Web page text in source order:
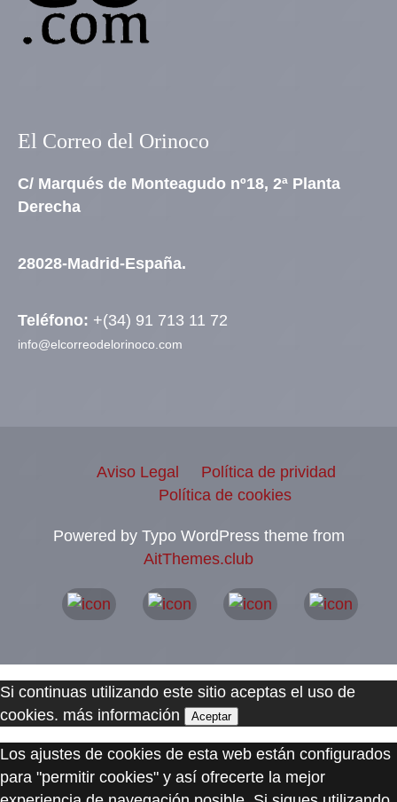
El Correo del Orinoco
C/ Marqués de Monteagudo nº18, 2ª Planta
Derecha
28028-Madrid-España.
Teléfono: +(34) 91 713 11 72
info@elcorreodelorinoco.com
Aviso Legal
Política de prividad
Política de cookies
Powered by Typo WordPress theme from
AitThemes.club
Si continuas utilizando este sitio aceptas el uso de
cookies. más información Aceptar
Los ajustes de cookies de esta web están configurados
para "permitir cookies" y así ofrecerte la mejor